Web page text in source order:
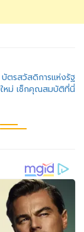
ตรสวัสดิการแห่งรัฐ
หม่ เช็กคุณสมบัติที่นี่